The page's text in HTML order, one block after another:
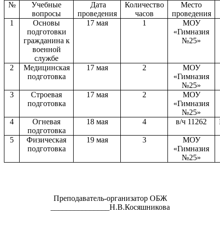
№
Учебные
вопросы
Дата
проведения
Количество
часов
Место
проведения
1
Основы
подготовки
гражданина к
военной
службе
17 мая 1
МОУ
«Гимназия
№25»
2
Медицинская
подготовка
17 мая 2
МОУ
«Гимназия
№25»
3
Строевая
подготовка
17 мая 2
МОУ
«Гимназия
№25»
4
Огневая
подготовка
18 мая 4 в/ч 11262
5
Физическая
подготовка
19 мая 3
МОУ
«Гимназия
№25»
Преподаватель-организатор ОБЖ
_______________Н.В.Косяшникова